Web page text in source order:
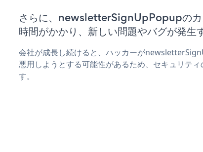
さらに、newsletterSignUpPopupのカ
時間がかかり、新しい問題やバグが発生
会社が成長し続けると、ハッカーが
悪用しようとする可能性があるため、セキュリテ
す。